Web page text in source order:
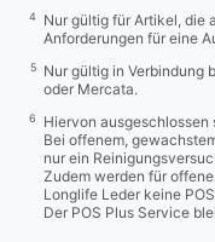
4
Nur gültig für Artikel, die
Anforderungen für eine
5
Nur gültig in Verbindung
oder Mercata.
6
Hiervon
Bei offenem,
nur ein
Zudem werden für
Longlife Leder keine
Der POS Plus Service